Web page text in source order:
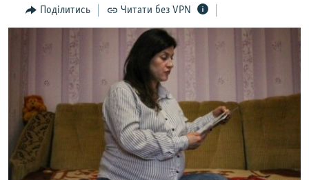
Перейти
до
пошуку
ПОГЛЯД
ВСЕ ЗА ДЕНЬ
СПЕЦПРОЕКТИ
ДЕПОРТАЦІЯ
ВІДЕОУРОКИ «ELIFBE»
СВІДЧЕННЯ ОКУПАЦІЇ
ЯК ОБІЙТИ БЛОКУВАННЯ
Русский
Qırımtatar
Поділитись Читати без VPN